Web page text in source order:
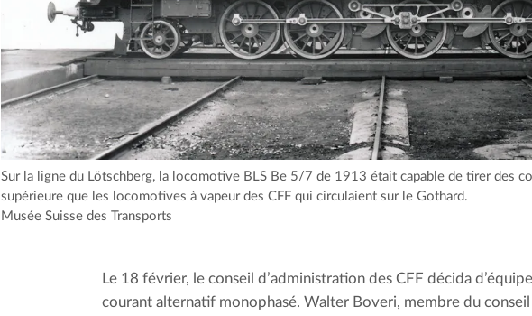
Sur la ligne du Lötschberg, la locomotive BLS Be 5/7 de 1913 était capable de tirer des
supérieure que les locomotives à vapeur des CFF qui circulaient sur le Gothard.
Musée Suisse des Transports
Le 18 février, le conseil d’administration des CFF décida
courant alternatif monophasé. Walter Boveri, membre du